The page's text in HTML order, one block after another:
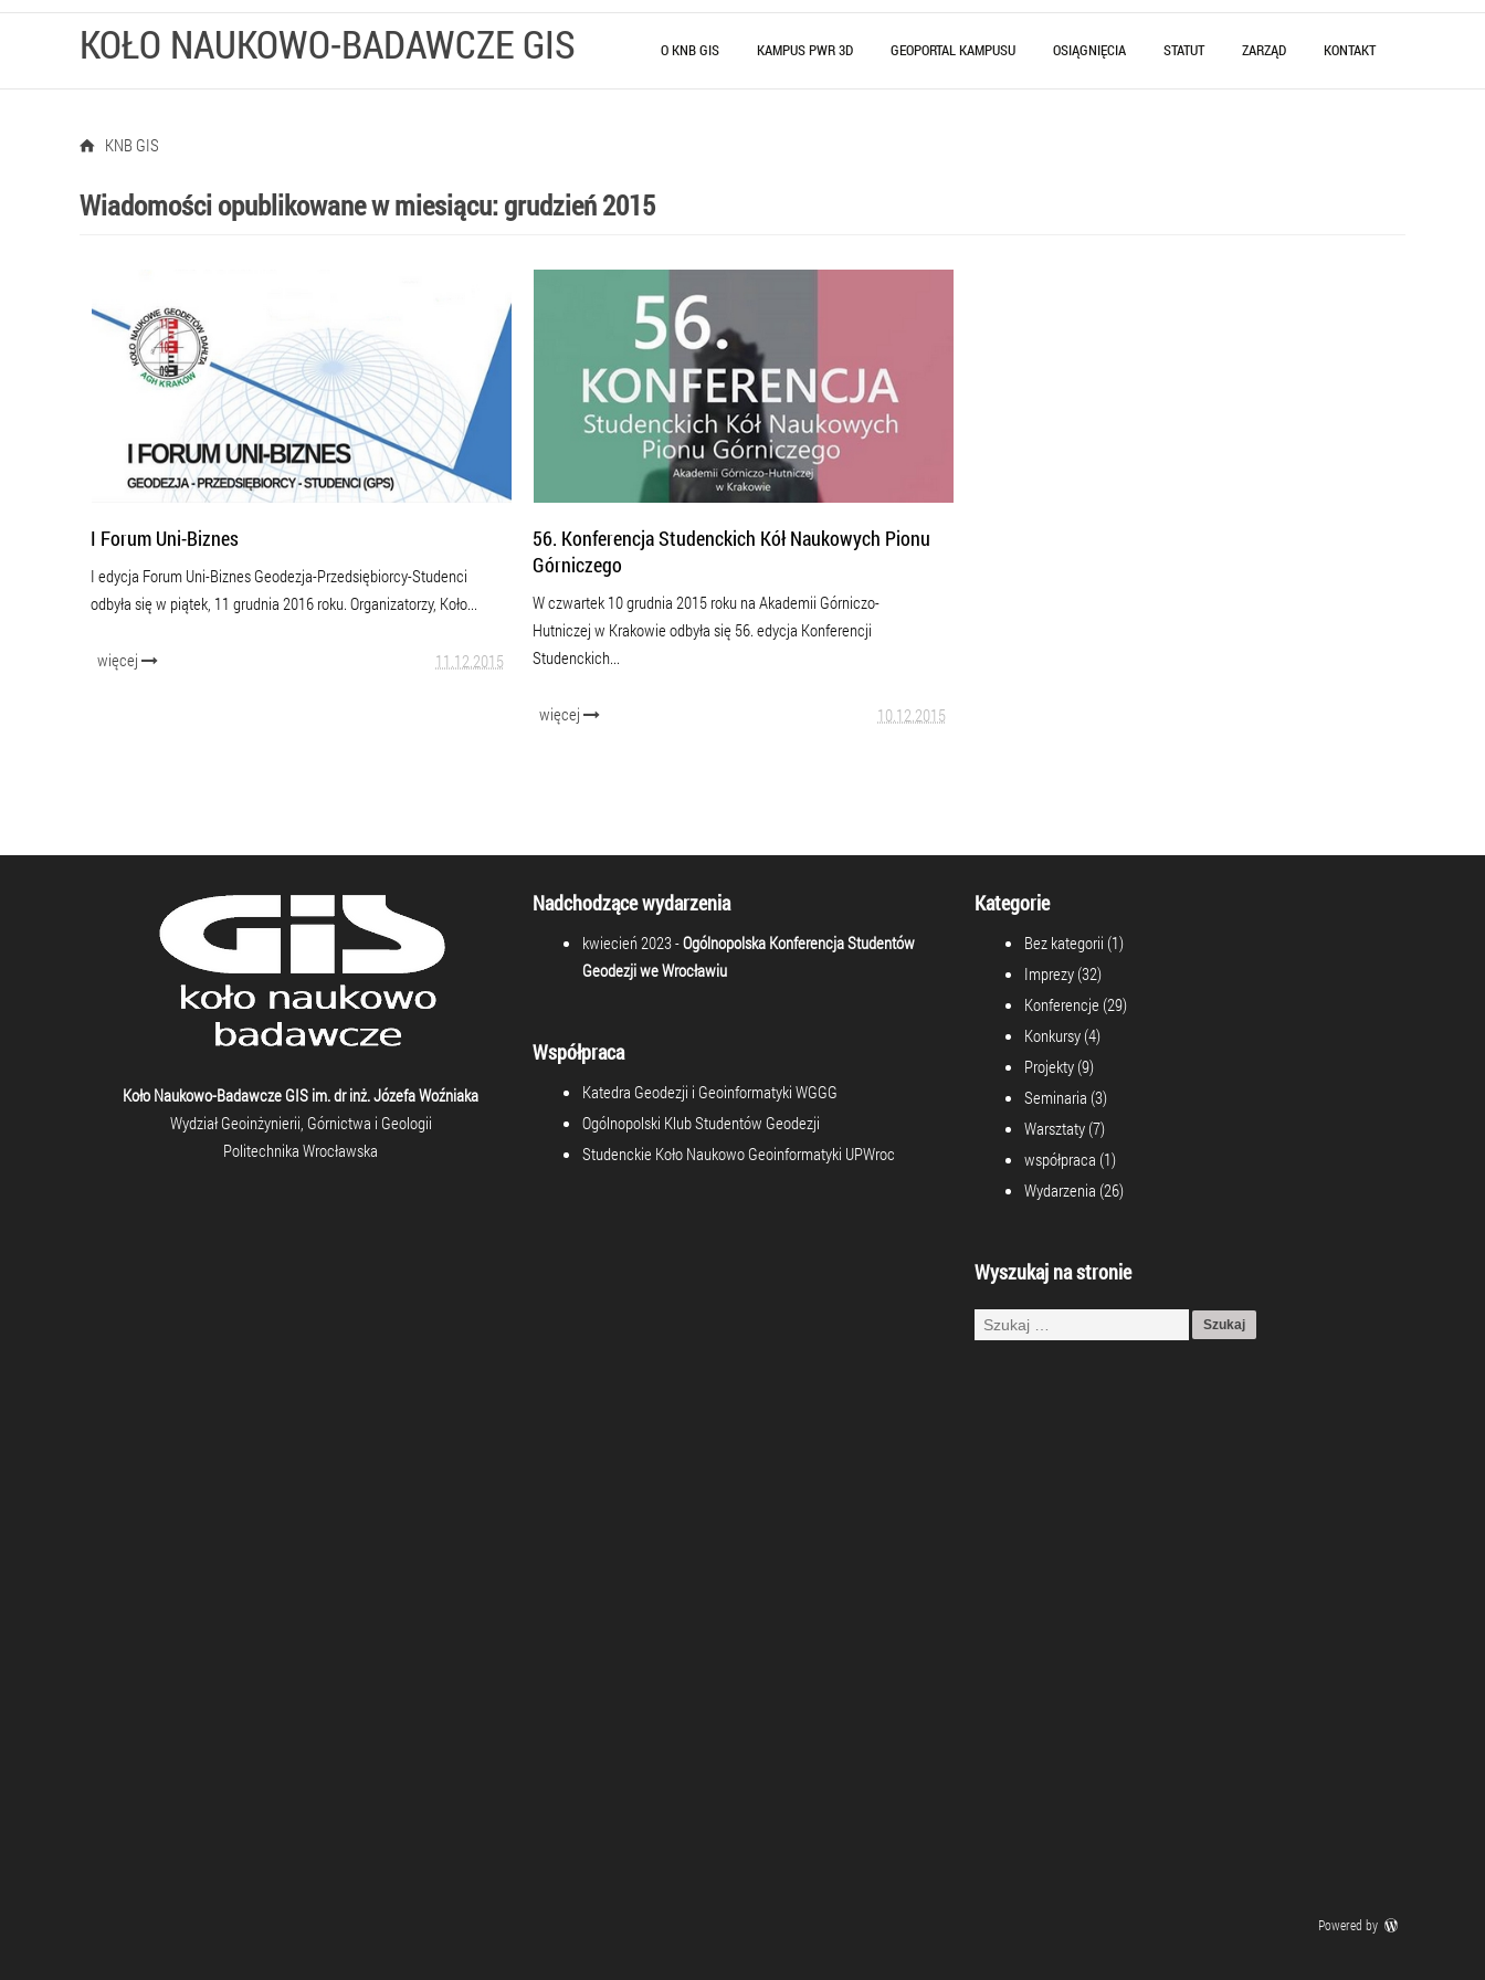
KOŁO NAUKOWO-BADAWCZE GIS O KNB GIS KAMPUS PWR 3D GEOPORTAL KAMPUSU OSIĄGNIĘCIA STATUT ZARZĄD KONTAKT
KNB GIS
Wiadomości opublikowane w miesiącu:grudzień 2015
I Forum Uni-Biznes
I edycja Forum Uni-Biznes Geodezja-Przedsiębiorcy-Studenci
odbyła się w piątek, 11 grudnia 2016 roku. Organizatorzy, Koło...
więcej 11.12.2015
56. Konferencja Studenckich Kół Naukowych Pionu
Górniczego
W czwartek 10 grudnia 2015 roku na Akademii Górniczo-
Hutniczej w Krakowie odbyła się 56. edycja Konferencji
Studenckich...
więcej 10.12.2015
Koło Naukowo-Badawcze GIS im. dr inż. Józefa Woźniaka
Wydział Geoinżynierii, Górnictwa i Geologii
Politechnika Wrocławska
Nadchodzące wydarzenia
kwiecień 2023 -Ogólnopolska Konferencja Studentów
Geodezji we Wrocławiu
Współpraca
Katedra Geodezji i Geoinformatyki WGGG
Ogólnopolski Klub Studentów Geodezji
Studenckie Koło Naukowo Geoinformatyki UPWroc
Kategorie
Bez kategorii (1)
Imprezy (32)
Konferencje (29)
Konkursy (4)
Projekty (9)
Seminaria (3)
Warsztaty (7)
współpraca (1)
Wydarzenia (26)
Wyszukaj na stronie
Powered by